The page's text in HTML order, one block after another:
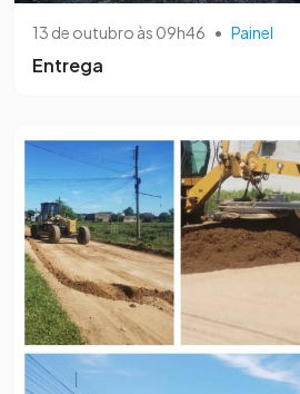
13 de outubro às 09h46 • Painel
Entrega